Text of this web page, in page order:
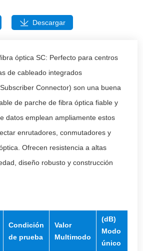
Descargar
óptica SC: Perfecto para centros
de cableado integrados
Connector) son una buena
de parche de fibra óptica fiable y
datos emplean ampliamente estos
enrutadores, conmutadores y
Ofrecen resistencia a altas
diseño robusto y construcción
Condición
de prueba
Valor
Multimodo
(dB)
Modo
único